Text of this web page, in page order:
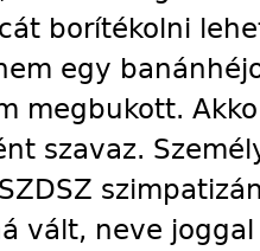
borítékolni
egy
megbukott.
szavaz.
vált, neve